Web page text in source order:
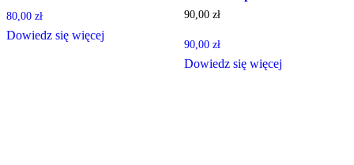
80,00 zł
Dowiedz się więcej
90,00 zł
90,00 zł
Dowiedz się więcej